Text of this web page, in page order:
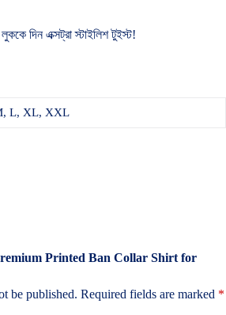
দিন এক্সট্রা স্টাইলিশ টুইস্ট!
L, XL, XXL
Printed Ban Collar Shirt for
be published. Required fields are marked *